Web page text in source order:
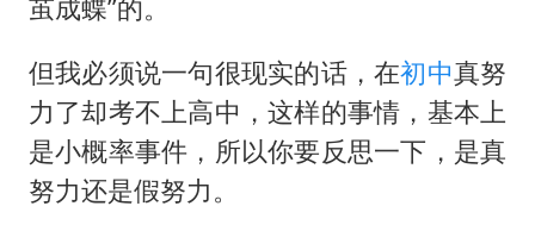
茧成蝶”的。
但我必须说一句很现实的话，在初中真努
力了却考不上高中，这样的事情，基本上
是小概率事件，所以你要反思一下，是真
努力还是假努力。